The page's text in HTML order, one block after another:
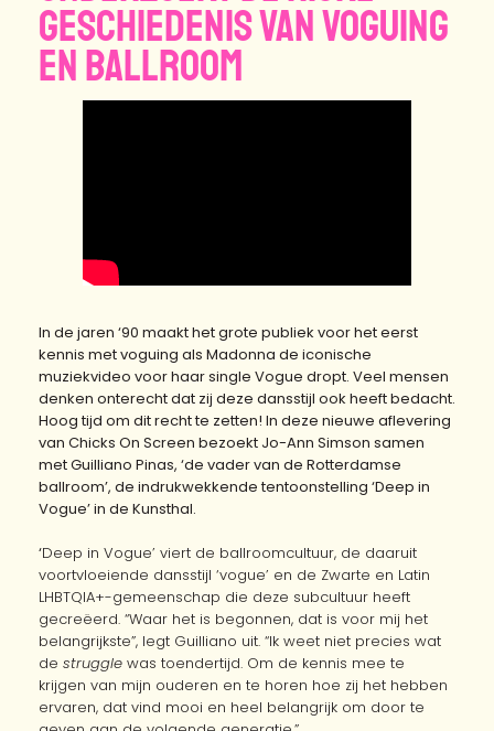
geschiedenis van voguing
en ballroom
In de jaren ‘90 maakt het grote publiek voor het eerst
kennis met voguing als Madonna de iconische
muziekvideo voor haar single Vogue dropt. Veel mensen
denken onterecht dat zij deze dansstijl ook heeft bedacht.
Hoog tijd om dit recht te zetten! In deze nieuwe aflevering
van Chicks On Screen bezoekt Jo-Ann Simson samen
met Guilliano Pinas, ‘de vader van de Rotterdamse
ballroom’, de indrukwekkende tentoonstelling ‘Deep in
Vogue’ in de Kunsthal.
‘Deep in Vogue’ viert de ballroomcultuur, de daaruit
voortvloeiende dansstijl ‘vogue’ en de Zwarte en Latin
LHBTQIA+-gemeenschap die deze subcultuur heeft
gecreëerd. “Waar het is begonnen, dat is voor mij het
belangrijkste”, legt Guilliano uit. “Ik weet niet precies wat
de struggle was toendertijd. Om de kennis mee te
krijgen van mijn ouderen en te horen hoe zij het hebben
ervaren, dat vind mooi en heel belangrijk om door te